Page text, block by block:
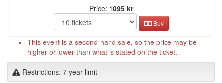
Price: 1095 kr
Buy
This event is a second-hand sale, so the price may be
higher or lower than what is stated on the ticket.
Restrictions: 7 year limit